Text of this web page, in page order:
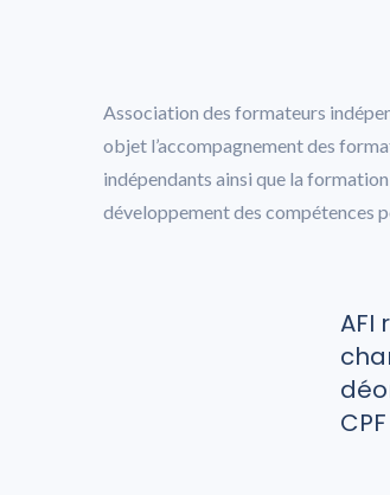
Association des formateurs
objet l’accompagnement des
indépendants ainsi que la
développement des compétences
AFI
CPF